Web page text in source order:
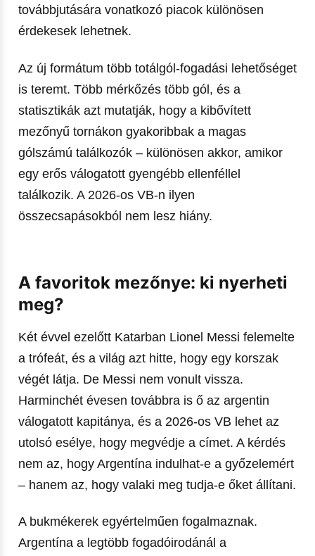
továbbjutására vonatkozó piacok különösen
érdekesek lehetnek.
Az új formátum több totálgól-fogadási lehetőséget
is teremt. Több mérkőzés több gól, és a
statisztikák azt mutatják, hogy a kibővített
mezőnyű tornákon gyakoribbak a magas
gólszámú találkozók – különösen akkor, amikor
egy erős válogatott gyengébb ellenféllel
találkozik. A 2026-os VB-n ilyen
összecsapásokból nem lesz hiány.
A favoritok mezőnye: ki nyerheti
meg?
Két évvel ezelőtt Katarban Lionel Messi felemelte
a trófeát, és a világ azt hitte, hogy egy korszak
végét látja. De Messi nem vonult vissza.
Harminchét évesen továbbra is ő az argentin
válogatott kapitánya, és a 2026-os VB lehet az
utolsó esélye, hogy megvédje a címet. A kérdés
nem az, hogy Argentína indulhat-e a győzelemért
– hanem az, hogy valaki meg tudja-e őket állítani.
A bukmékerek egyértelműen fogalmaznak.
Argentína a legtöbb fogadóirodánál a